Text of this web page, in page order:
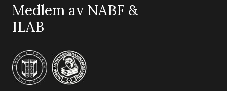
Medlem av NABF &
ILAB